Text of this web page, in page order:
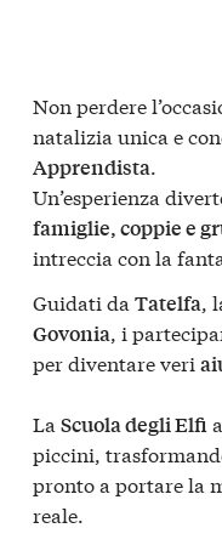
Non perdere
natalizia unica e
Apprendista.
Un’esperienza
famiglie, coppie e
intreccia con la
Guidati da Tatelfa,
Govonia, i
per diventare veri
La Scuola degli Elfi
piccini,
pronto a portare la
reale.